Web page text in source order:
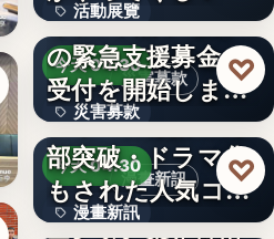
活動展覽
60
災害募款
今天 04:30
災害募款
文字
令和8年熊本地震へ
の緊急支援募金の
受付を開始しまし
た
♡
漫畫新訊
今天 04:30
漫畫新訊
シリーズ累計40万
部突破・ドラマ化
もされた人気コミ
ック！…
♡
エンタメ業界特化